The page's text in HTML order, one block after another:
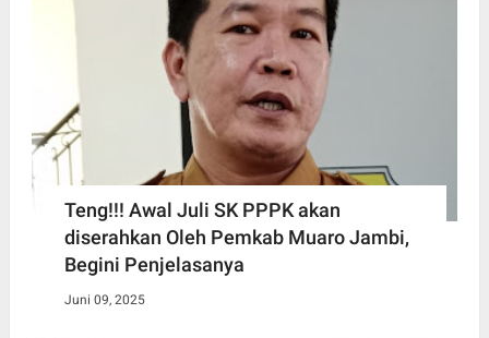
Teng!!! Awal Juli SK PPPK akan
diserahkan Oleh Pemkab Muaro Jambi,
Begini Penjelasanya
Juni 09, 2025